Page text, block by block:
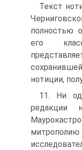
Текст
полностью
его
нотиции,
11. Ни
редакции